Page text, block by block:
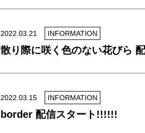
2022.03.21 INFORMATION
散り際に咲く色のない花びら
2022.03.15 INFORMATION
border 配信スタート!!!!!!